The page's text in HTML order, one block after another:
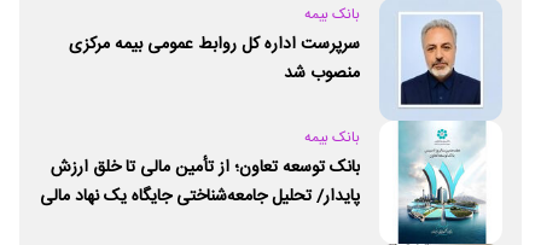
بانک بیمه
سرپرست اداره کل روابط عمومی بیمه مرکزی
منصوب شد
بانک بیمه
بانک توسعه تعاون؛ از تأمین مالی تا خلق ارزش
پایدار/ تحلیل جامعه‌شناختی جایگاه یک نهاد مالی